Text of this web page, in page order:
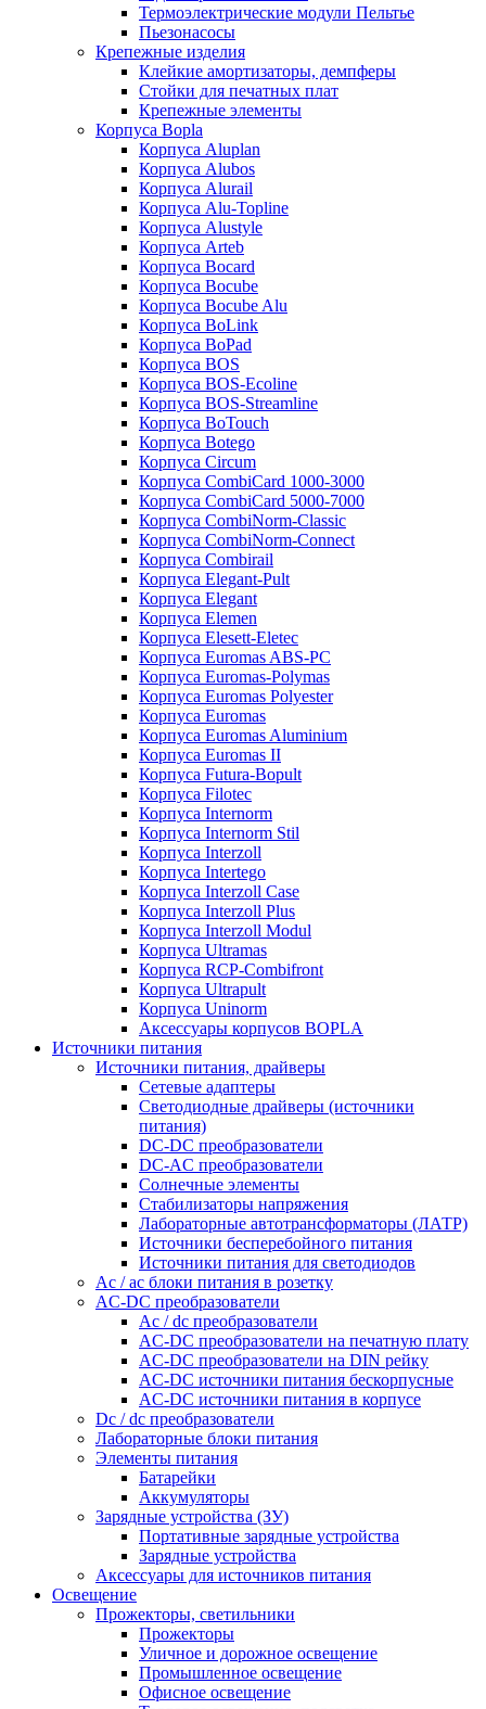
Термоэлектрические модули Пельтье
Пьезонасосы
Крепежные изделия
Клейкие амортизаторы, демпферы
Стойки для печатных плат
Крепежные элементы
Корпуса Bopla
Корпуса Aluplan
Корпуса Alubos
Корпуса Alurail
Корпуса Alu-Topline
Корпуса Alustyle
Корпуса Arteb
Корпуса Bocard
Корпуса Bocube
Корпуса Bocube Alu
Корпуса BoLink
Корпуса BoPad
Корпуса BOS
Корпуса BOS-Ecoline
Корпуса BOS-Streamline
Корпуса BoTouch
Корпуса Botego
Корпуса Circum
Корпуса CombiCard 1000-3000
Корпуса CombiCard 5000-7000
Корпуса CombiNorm-Classic
Корпуса CombiNorm-Connect
Корпуса Combirail
Корпуса Elegant-Pult
Корпуса Elegant
Корпуса Elemen
Корпуса Elesett-Eletec
Корпуса Euromas ABS-PC
Корпуса Euromas-Polymas
Корпуса Euromas Polyester
Корпуса Euromas
Корпуса Euromas Aluminium
Корпуса Euromas II
Корпуса Futura-Bopult
Корпуса Filotec
Корпуса Internorm
Корпуса Internorm Stil
Корпуса Interzoll
Корпуса Intertego
Корпуса Interzoll Case
Корпуса Interzoll Plus
Корпуса Interzoll Modul
Корпуса Ultramas
Корпуса RCP-Combifront
Корпуса Ultrapult
Корпуса Uninorm
Аксессуары корпусов BOPLA
Источники питания
Источники питания, драйверы
Сетевые адаптеры
Светодиодные драйверы (источники
питания)
DC-DC преобразователи
DC-AC преобразователи
Солнечные элементы
Стабилизаторы напряжения
Лабораторные автотрансформаторы (ЛАТР)
Источники бесперебойного питания
Источники питания для светодиодов
Ac / ac блоки питания в розетку
AC-DC преобразователи
Ac / dc преобразователи
AC-DC преобразователи на печатную плату
AC-DC преобразователи на DIN рейку
AC-DC источники питания бескорпусные
AC-DC источники питания в корпусе
Dc / dc преобразователи
Лабораторные блоки питания
Элементы питания
Батарейки
Аккумуляторы
Зарядные устройства (ЗУ)
Портативные зарядные устройства
Зарядные устройства
Аксессуары для источников питания
Освещение
Прожекторы, светильники
Прожекторы
Уличное и дорожное освещение
Промышленное освещение
Офисное освещение